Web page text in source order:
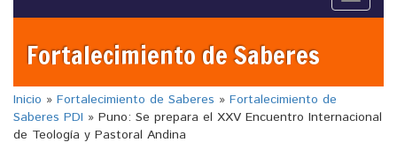
Fortalecimiento de Saberes
Inicio » Fortalecimiento de Saberes » Fortalecimiento de
Saberes PDI » Puno: Se prepara el XXV Encuentro Internacional
de Teología y Pastoral Andina